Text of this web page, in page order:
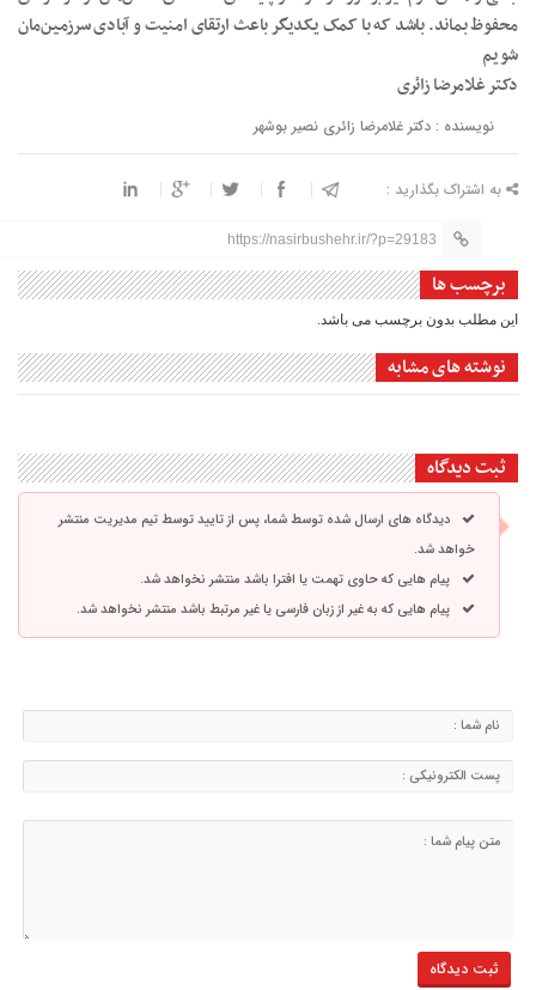
محفوظ بماند. باشد که با کمک یکدیگر باعث ارتقای امنیت و آبادی سرزمین‌مان
شویم
دکتر غلامرضا زائری
نویسنده : دکتر غلامرضا زائری نصیر بوشهر
به اشتراک بگذارید :
https://nasirbushehr.ir/?p=29183
برچسب ها
این مطلب بدون برچسب می باشد.
نوشته های مشابه
ثبت دیدگاه
دیدگاه های ارسال شده توسط شما، پس از تایید توسط تیم مدیریت منتشر
خواهد شد.
پیام هایی که حاوی تهمت یا افترا باشد منتشر نخواهد شد.
پیام هایی که به غیر از زبان فارسی یا غیر مرتبط باشد منتشر نخواهد شد.